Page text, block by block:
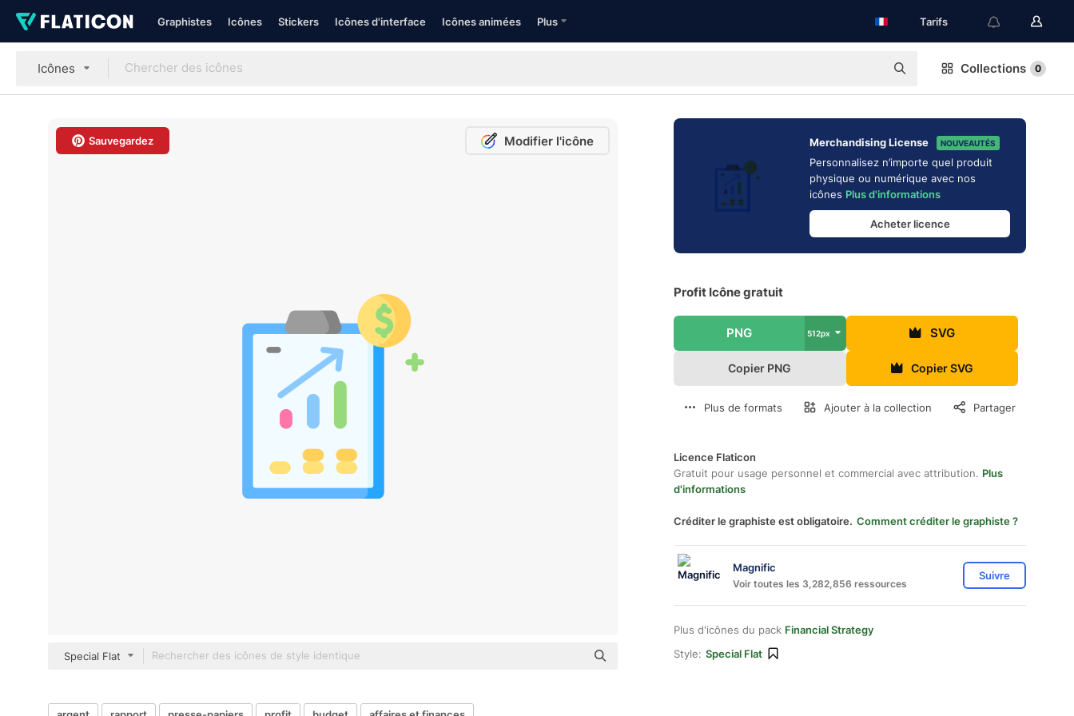
Graphistes Icônes Stickers Icônes d'interface Icônes animées Plus Tarifs
Icônes Collections 0
Sauvegardez Modifier l'icône
Special Flat
Merchandising License NOUVEAUTÉS
Personnalisez n’importe quel produit
physique ou numérique avec nos
icônes Plus d'informations
Acheter licence
Profit Icône gratuit
PNG 512px SVG
Copier PNG Copier SVG
Plus de formats Ajouter à la collection Partager
Licence Flaticon
Gratuit pour usage personnel et commercial avec attribution. Plus
d'informations
Créditer le graphiste est obligatoire. Comment créditer le graphiste ?
Magnific
Voir toutes les 3,282,856 ressources
Suivre
Plus d'icônes du pack Financial Strategy
Style: Special Flat